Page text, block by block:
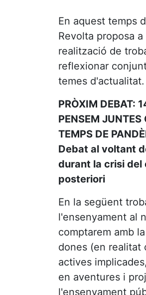
En aquest temps
Revolta proposa
realització de
reflexionar
temes d'actualitat.
PRÒXIM
PENSEM JUNTES
TEMPS DE
Debat al voltant
durant la crisi del
posteriori
En la següent
l'ensenyament al
comptarem amb
dones (en realitat
actives
en aventures i
l'ensenyament